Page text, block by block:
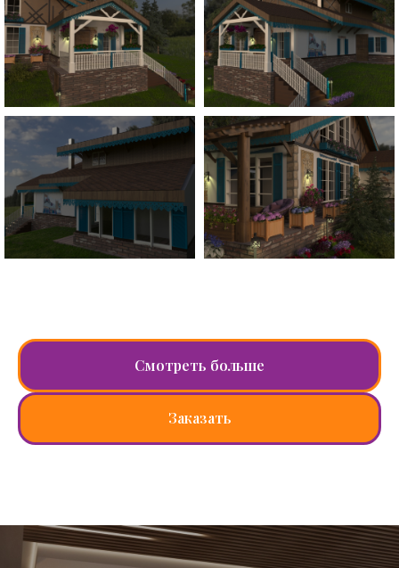
Смотреть больше
Заказать